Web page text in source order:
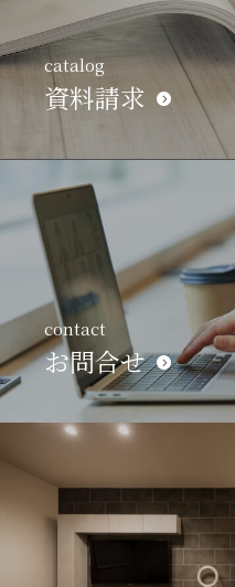
catalog
資料請求
contact
お問合せ